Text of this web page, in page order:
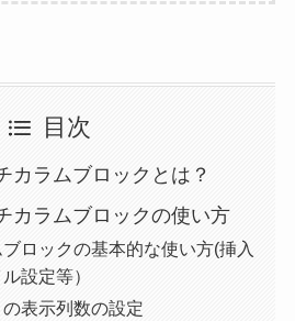
目次
カラムブロックとは？
カラムブロックの使い方
ロックの基本的な使い方(挿入
設定等）
表示列数の設定